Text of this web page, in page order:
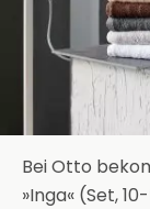
Bei Otto
»Inga« (Set,